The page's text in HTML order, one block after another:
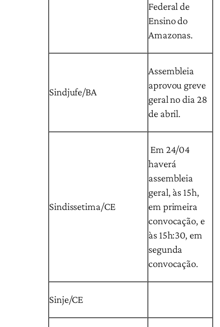
Federal de
Ensino do
Amazonas.
Sindjufe/BA
Assembleia
aprovou greve
geral no dia 28
de abril.
Sindissetima/CE
Em 24/04
haverá
assembleia
geral, às 15h,
em primeira
convocação, e
às 15h:30, em
segunda
convocação.
Sinje/CE